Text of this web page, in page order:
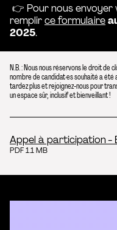
👉 Pour nous
remplirce formulaire
2025.
N.B. : Nous nous réservons le droit de
nombre de candidat·es souhaité a
tardez plus et rejoignez-nous pour
un espace sûr, inclusif et bienveillant !
Appel à participation -
PDF 1.1 MB